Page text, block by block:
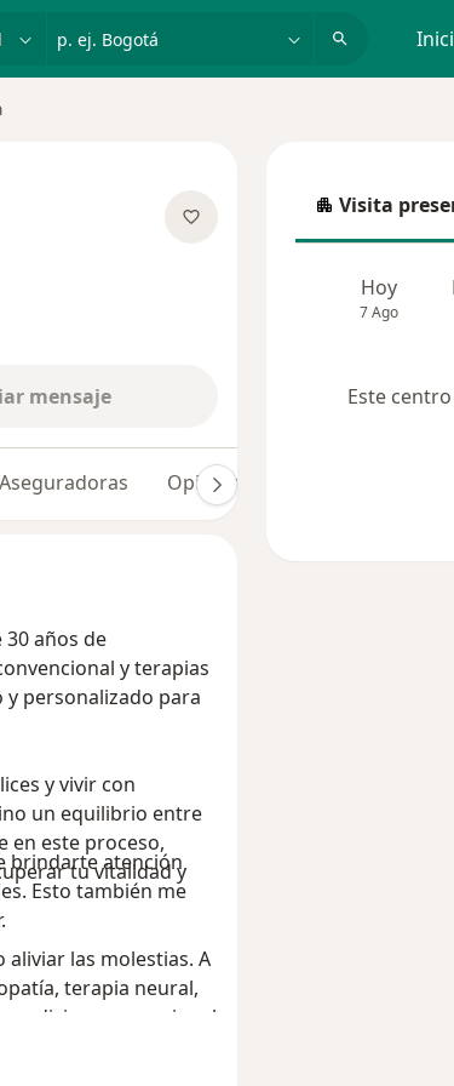
p. ej. Bogotá
mensaje
Aseguradoras Opiniones (33) Dudas
años de
y terapias
personalizado para
y vivir con
un equilibrio entre
en este proceso,
tu vitalidad y
las molestias. A
terapia neural,
convencional
brindarte atención
Esto también me
Visita
Visita
Hoy
7 Ago
Este